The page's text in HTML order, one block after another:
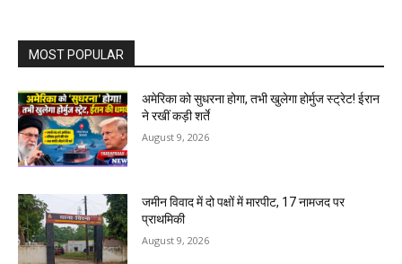
MOST POPULAR
अमेरिका को सुधरना होगा, तभी खुलेगा होर्मुज स्ट्रेट! ईरान
ने रखीं कड़ी शर्ते
August 9, 2026
जमीन विवाद में दो पक्षों में मारपीट, 17 नामजद पर
प्राथमिकी
August 9, 2026